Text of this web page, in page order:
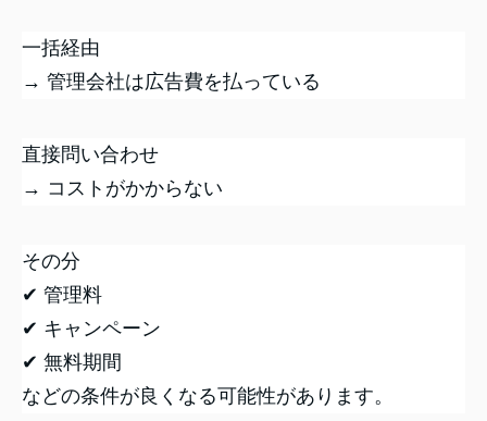
一括経由
→ 管理会社は広告費を払っている
直接問い合わせ
→ コストがかからない
その分
✔ 管理料
✔ キャンペーン
✔ 無料期間
などの条件が良くなる可能性があります。